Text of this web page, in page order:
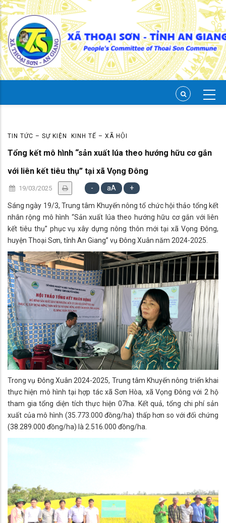
Skip
to
main
content
TIN TỨC – SỰ KIỆN KINH TẾ – XÃ HỘI
Tổng kết mô hình “sản xuất lúa theo hướng hữu cơ gắn
với liên kết tiêu thụ” tại xã Vọng Đông
19/03/2025 - aA +
Sáng ngày 19/3, Trung tâm Khuyến nông tổ chức hội thảo tổng kết
nhân rộng mô hình “Sản xuất lúa theo hướng hữu cơ gắn với liên
kết tiêu thụ” phục vụ xây dựng nông thôn mới tại xã Vọng Đông,
huyện Thoại Sơn, tỉnh An Giang” vụ Đông Xuân năm 2024-2025.
Trong vụ Đông Xuân 2024-2025, Trung tâm Khuyến nông triển khai
thực hiện mô hình tại hợp tác xã Sơn Hòa, xã Vọng Đông với 2 hộ
tham gia tổng diện tích thực hiện 07ha. Kết quả, tổng chi phí sản
xuất của mô hình (35.773.000 đồng/ha) thấp hơn so với đối chứng
(38.289.000 đồng/ha) là 2.516.000 đồng/ha.